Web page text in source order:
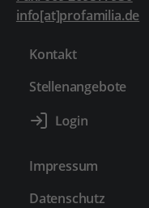
info[at]profamilia.de
Kontakt
Stellenangebote
Impressum
Datenschutz